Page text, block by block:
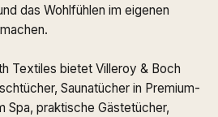
das Wohlfühlen im eigenen
Textiles bietet Villeroy & Boch
Saunatücher in Premium-
Spa, praktische Gästetücher,